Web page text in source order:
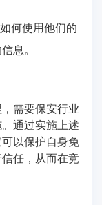
何使用他们的
息。
需要保安行业
通过实施上述
以保护自身免
任，从而在竞